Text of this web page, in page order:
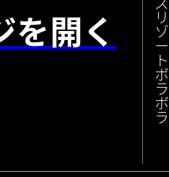
開く リ
ゾ
ー
ト
ボ
ラ
ボ
ラ